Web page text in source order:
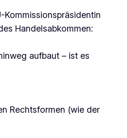
Handelsabkommen:
aufbaut – ist es
Rechtsformen (wie der